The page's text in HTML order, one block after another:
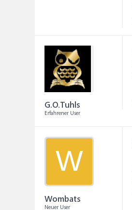
G.O.Tuhls
Erfahrener User
W
Wombats
Neuer User